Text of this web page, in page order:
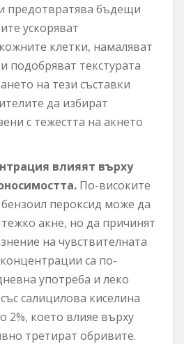
предотвратява бъдещи
ускоряват
клетки, намаляват
подобряват текстурата
на тези съставки
да избират
с тежестта на акнето
влияят върху
По-високите
пероксид може да
акне, но да причинят
на чувствителната
са по-
употреба и леко
салицилова киселина
2%, което влияе върху
третират обривите.